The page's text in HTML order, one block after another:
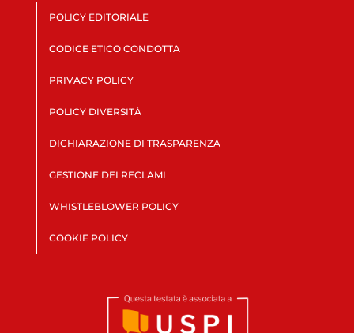
POLICY EDITORIALE
CODICE ETICO CONDOTTA
PRIVACY POLICY
POLICY DIVERSITÀ
DICHIARAZIONE DI TRASPARENZA
GESTIONE DEI RECLAMI
WHISTLEBLOWER POLICY
COOKIE POLICY